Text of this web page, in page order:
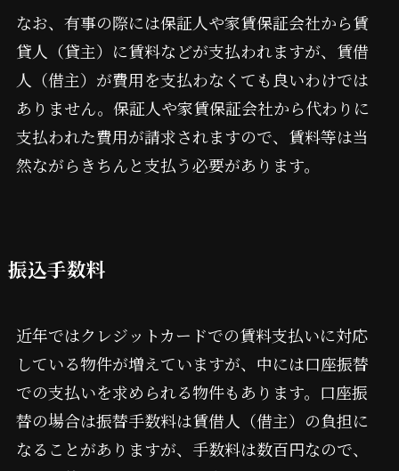
なお、有事の際には保証人や家賃保証会社から賃
貸人（貸主）に賃料などが支払われますが、賃借
人（借主）が費用を支払わなくても良いわけでは
ありません。保証人や家賃保証会社から代わりに
支払われた費用が請求されますので、賃料等は当
然ながらきちんと支払う必要があります。
振込手数料
近年ではクレジットカードでの賃料支払いに対応
している物件が増えていますが、中には口座振替
での支払いを求められる物件もあります。口座振
替の場合は振替手数料は賃借人（借主）の負担に
なることがありますが、手数料は数百円なので、